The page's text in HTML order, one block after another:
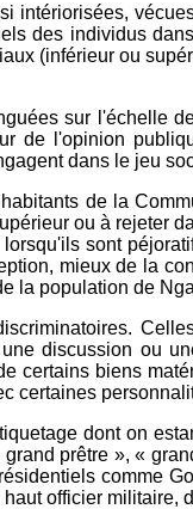
des individus
(inférieur ou
sur l'échelle
l'opinion
dans le jeu
de la
ou à rejeter
sont
mieux de la
la population de
discussion ou
certains biens
certaines
dont on
prêtre », «
comme
officier